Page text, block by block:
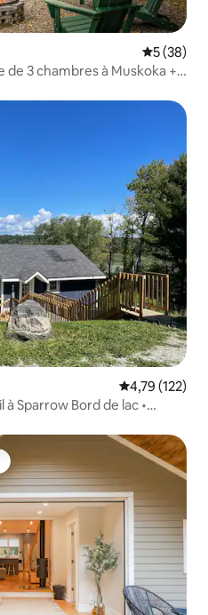
5 (38)
de 3 chambres à Muskoka +
Évaluation
4,79 (122)
Sparrow Bord de lac •
plus appréciés